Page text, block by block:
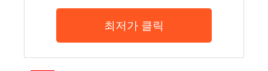
최저가 클릭